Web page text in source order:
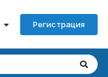
Регистрация